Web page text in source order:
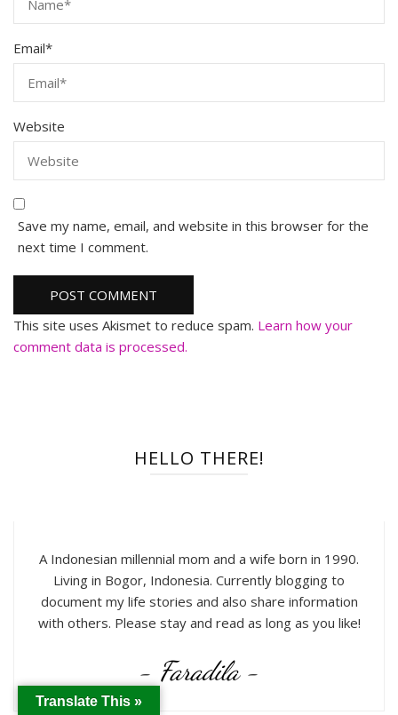
Email*
Website
Save my name, email, and website in this browser for the
next time I comment.
This site uses Akismet to reduce spam. Learn how your
comment data is processed.
HELLO THERE!
A Indonesian millennial mom and a wife born in 1990.
Living in Bogor, Indonesia. Currently blogging to
document my life stories and also share information
with others. Please stay and read as long as you like!
- Faradila -
Translate This »